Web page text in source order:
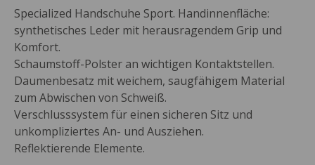
Specialized Handschuhe Sport. Handinnenfläche:
synthetisches Leder mit herausragendem Grip und
Komfort.
Schaumstoff-Polster an wichtigen Kontaktstellen.
Daumenbesatz mit weichem, saugfähigem Material
zum Abwischen von Schweiß.
Verschlusssystem für einen sicheren Sitz und
unkompliziertes An- und Ausziehen.
Reflektierende Elemente.